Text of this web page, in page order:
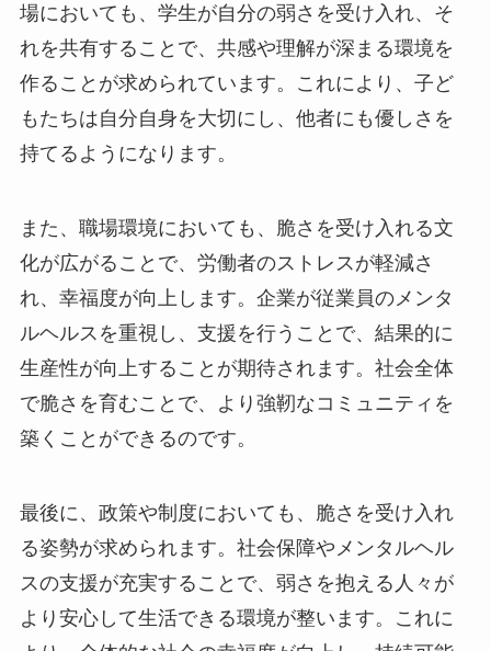
場においても、学生が自分の弱さを受け入れ、そ
れを共有することで、共感や理解が深まる環境を
作ることが求められています。これにより、子ど
もたちは自分自身を大切にし、他者にも優しさを
持てるようになります。
また、職場環境においても、脆さを受け入れる文
化が広がることで、労働者のストレスが軽減さ
れ、幸福度が向上します。企業が従業員のメンタ
ルヘルスを重視し、支援を行うことで、結果的に
生産性が向上することが期待されます。社会全体
で脆さを育むことで、より強靭なコミュニティを
築くことができるのです。
最後に、政策や制度においても、脆さを受け入れ
る姿勢が求められます。社会保障やメンタルヘル
スの支援が充実することで、弱さを抱える人々が
より安心して生活できる環境が整います。これに